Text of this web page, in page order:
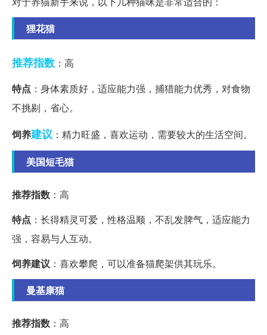
狸花猫
推荐指数 ：高
特点 ：身体素质好，适应能力强，捕猎能力优秀，对食物
不挑剔，省心。
饲养建议 ：精力旺盛，喜欢运动，需要较大的生活空间。
美国短毛猫
推荐指数 ：高
特点 ：长得精灵可爱，性格温顺，不乱发脾气，适应能力
强，容易与人互动。
饲养建议 ：喜欢攀爬，可以准备猫爬架供其玩乐。
曼基康猫
推荐指数 ：高